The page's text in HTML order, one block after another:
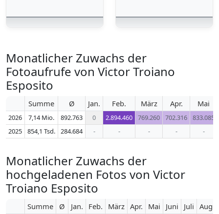
Monatlicher Zuwachs der
Fotoaufrufe von Victor Troiano
Esposito
Summe Ø Jan. Feb. März Apr. Mai
2026 7,14 Mio. 892.763 0 2.894.460 769.260 702.316
833.085
2025
854,1 Tsd. 284.684 - - - - -
Monatlicher Zuwachs der
hochgeladenen Fotos von Victor
Troiano Esposito
Summe Ø Jan. Feb. März Apr. Mai Juni Juli Aug.